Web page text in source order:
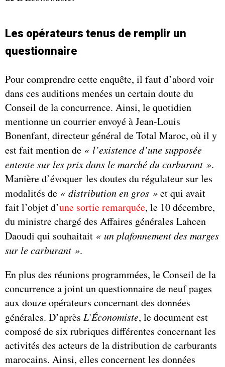
Les opérateurs tenus de remplir un
questionnaire
Pour comprendre cette enquête, il faut d’abord voir
dans ces auditions menées un certain doute du
Conseil de la concurrence. Ainsi, le quotidien
mentionne un courrier envoyé à Jean-Louis
Bonenfant, directeur général de Total Maroc, où il y
est fait mention de « l’existence d’une supposée
entente sur les prix dans le marché du carburant ».
Manière d’évoquer les doutes du régulateur sur les
modalités de « distribution en gros »et qui avait
fait l’objet d’une sortie remarquée, le 10 décembre,
du ministre chargé des Affaires générales Lahcen
Daoudi qui souhaitait « un plafonnement des marges
sur le carburant ».
En plus des réunions programmées, le Conseil de la
concurrence a joint un questionnaire de neuf pages
aux douze opérateurs concernant des données
générales. D’après L’Économiste, le document est
composé de six rubriques différentes concernant les
activités des acteurs de la distribution de carburants
marocains. Ainsi, elles concernent les données